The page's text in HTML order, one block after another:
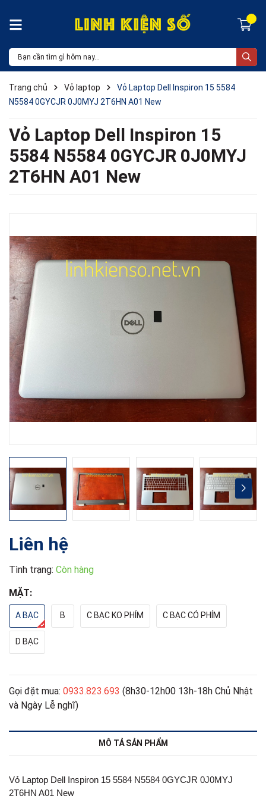
Trang chủ Vỏ laptop
Vỏ Laptop Dell Inspiron 15 5584
N5584 0GYCJR 0J0MYJ 2T6HN A01 New
Vỏ Laptop Dell Inspiron 15
5584 N5584 0GYCJR 0J0MYJ
2T6HN A01 New
Liên hệ
Tình trạng: Còn hàng
MẶT:
A BẠC B C BẠC KO PHÍM C BẠC CÓ PHÍM
D BẠC
Gọi đặt mua: 0933.823.693 (8h30-12h00 13h-18h Chủ Nhật
và Ngày Lễ nghĩ)
MÔ TẢ SẢN PHẨM
Vỏ Laptop Dell Inspiron 15 5584 N5584 0GYCJR 0J0MYJ
2T6HN A01 New